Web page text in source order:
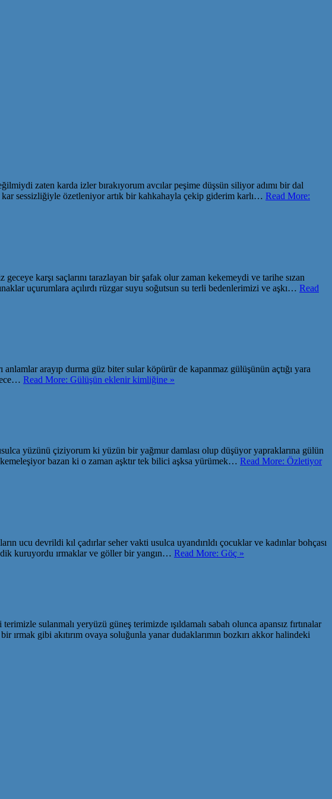
zaten karda izler bırakıyorum avcılar peşime düşsün siliyor adımı bir dal
kar sessizliğiyle özetleniyor artık bir kahkahayla çekip giderim karlı… Read More:
karşı saçlarını tarazlayan bir şafak olur zaman kekemeydi ve tarihe sızan
uçurumlara açılırdı rüzgar suyu soğutsun su terli bedenlerimizi ve aşkı… Read
arayıp durma güz biter sular köpürür de kapanmaz gülüşünün açtığı yara
Read More: Gülüşün eklenir kimliğine »
yüzünü çiziyorum ki yüzün bir yağmur damlası olup düşüyor yapraklarına gülün
bazan ki o zaman aşktır tek bilici aşksa yürümek… Read More: Özletiyor
ucu devrildi kıl çadırlar seher vakti usulca uyandırıldı çocuklar ve kadınlar bohçası
kuruyordu ırmaklar ve göller bir yangın… Read More: Göç »
sulanmalı yeryüzü güneş terimizde ışıldamalı sabah olunca apansız fırtınalar
ırmak gibi akıtırım ovaya soluğunla yanar dudaklarımın bozkırı akkor halindeki